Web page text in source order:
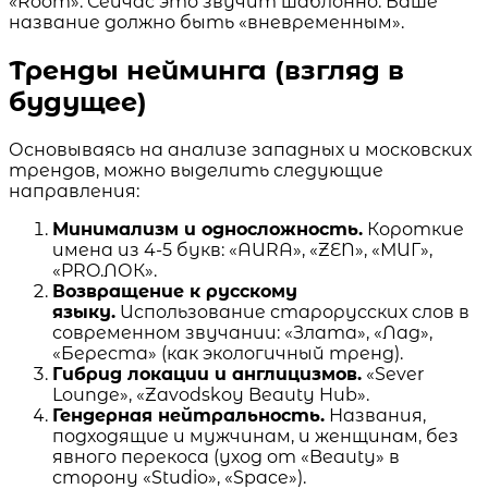
название должно быть «вневременным».
Тренды нейминга (взгляд в
будущее)
Основываясь на анализе западных и московских
трендов, можно выделить следующие
направления:
Минимализм и односложность. Короткие
имена из 4-5 букв: «AURA», «ZEN», «МИГ»,
«PRO.ЛОК».
Возвращение к русскому
языку. Использование старорусских слов в
современном звучании: «Злата», «Лад»,
«Береста» (как экологичный тренд).
Гибрид локации и англицизмов. «Sever
Lounge», «Zavodskoy Beauty Hub».
Гендерная нейтральность. Названия,
подходящие и мужчинам, и женщинам, без
явного перекоса (уход от «Beauty» в
сторону «Studio», «Space»).